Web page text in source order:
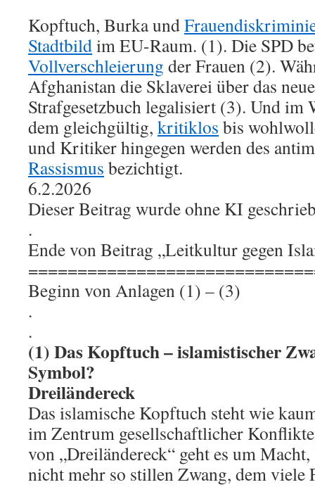
Kopftuch, Burka und
Stadtbildim EU-Raum. (1). Die SPD
Vollverschleierung der Frauen (2).
Afghanistan die Sklaverei über das
Strafgesetzbuch legalisiert (3). Und im
dem gleichgültig, kritiklos bis
und Kritiker hingegen werden des
Rassismus bezichtigt.
6.2.2026
Dieser Beitrag wurde ohne KI
.
Ende von Beitrag „Leitkultur gegen
Beginn von Anlagen (1) – (3)
.
.
(1) Das Kopftuch – islamistischer
Symbol?
Dreiländereck
Das islamische Kopftuch steht wie
im Zentrum gesellschaftlicher
von „Dreiländereck“ geht es um
nicht mehr so stillen Zwang, dem viele